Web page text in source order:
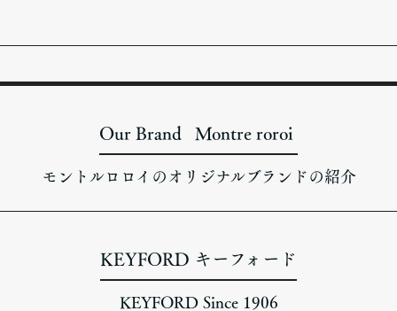
Our Brand Montre roroi
モントルロロイのオリジナルブランドの紹介
KEYFORD キーフォード
KEYFORD Since 1906